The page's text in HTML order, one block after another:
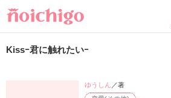
Kissｰ君に触れたいｰ
ゆうしん ／著